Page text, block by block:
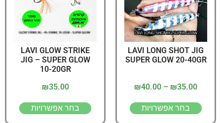
LAVI LONG SHOT JIG
SUPER GLOW 20-40GR
₪35.00
–
₪40.00
בחר אפשרויות
LAVI GLOW STRIKE
JIG – SUPER GLOW
10-20GR
₪35.00
בחר אפשרויות